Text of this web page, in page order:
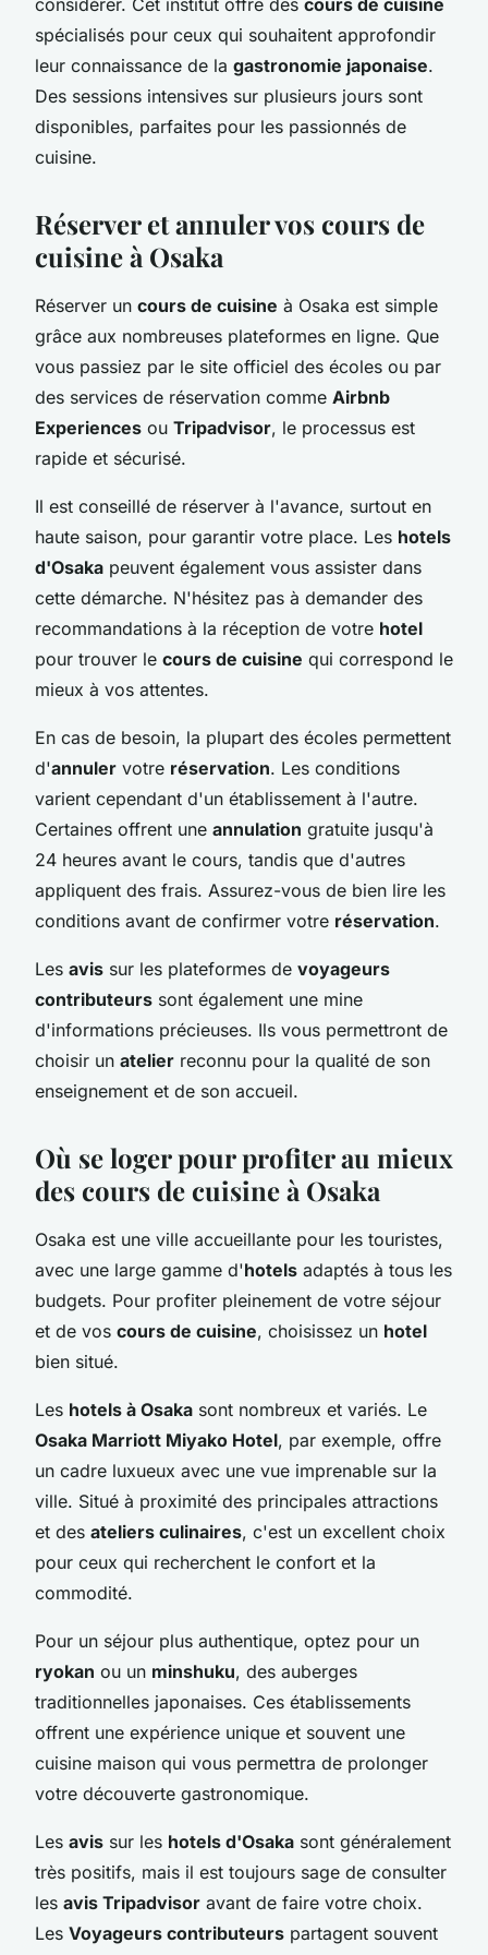
spécialisés pour ceux qui souhaitent approfondir
leur connaissance de la gastronomie japonaise.
Des sessions intensives sur plusieurs jours sont
disponibles, parfaites pour les passionnés de
cuisine.
Réserver et annuler vos cours de
cuisine à Osaka
Réserver un cours de cuisine à Osaka est simple
grâce aux nombreuses plateformes en ligne. Que
vous passiez par le site officiel des écoles ou par
des services de réservation comme Airbnb
Experiences ou Tripadvisor, le processus est
rapide et sécurisé.
Il est conseillé de réserver à l'avance, surtout en
haute saison, pour garantir votre place. Les hotels
d'Osaka peuvent également vous assister dans
cette démarche. N'hésitez pas à demander des
recommandations à la réception de votre hotel
pour trouver le cours de cuisine qui correspond le
mieux à vos attentes.
En cas de besoin, la plupart des écoles permettent
d'annuler votre réservation. Les conditions
varient cependant d'un établissement à l'autre.
Certaines offrent une annulation gratuite jusqu'à
24 heures avant le cours, tandis que d'autres
appliquent des frais. Assurez-vous de bien lire les
conditions avant de confirmer votre réservation.
Les avis sur les plateformes de voyageurs
contributeurs sont également une mine
d'informations précieuses. Ils vous permettront de
choisir un atelier reconnu pour la qualité de son
enseignement et de son accueil.
Où se loger pour profiter au mieux
des cours de cuisine à Osaka
Osaka est une ville accueillante pour les touristes,
avec une large gamme d'hotels adaptés à tous les
budgets. Pour profiter pleinement de votre séjour
et de vos cours de cuisine, choisissez un hotel
bien situé.
Les hotels à Osaka sont nombreux et variés. Le
Osaka Marriott Miyako Hotel, par exemple, offre
un cadre luxueux avec une vue imprenable sur la
ville. Situé à proximité des principales attractions
et des ateliers culinaires, c'est un excellent choix
pour ceux qui recherchent le confort et la
commodité.
Pour un séjour plus authentique, optez pour un
ryokan ou un minshuku, des auberges
traditionnelles japonaises. Ces établissements
offrent une expérience unique et souvent une
cuisine maison qui vous permettra de prolonger
votre découverte gastronomique.
Les avis sur les hotels d'Osaka sont généralement
très positifs, mais il est toujours sage de consulter
les avis Tripadvisor avant de faire votre choix.
Les Voyageurs contributeurs partagent souvent